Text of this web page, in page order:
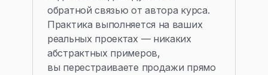
обратной связью от автора курса.
Практика выполняется на ваших
реальных проектах — никаких
абстрактных примеров,
вы перестраиваете продажи прямо